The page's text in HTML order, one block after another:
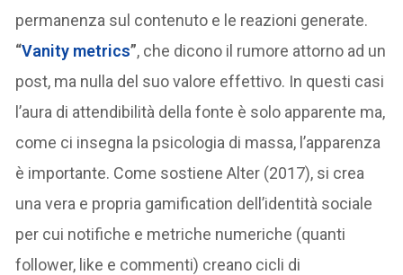
permanenza sul contenuto e le reazioni generate.
“Vanity metrics”, che dicono il rumore attorno ad un
post, ma nulla del suo valore effettivo. In questi casi
l’aura di attendibilità della fonte è solo apparente ma,
come ci insegna la psicologia di massa, l’apparenza
è importante. Come sostiene Alter (2017), si crea
una vera e propria gamification dell’identità sociale
per cui notifiche e metriche numeriche (quanti
follower, like e commenti) creano cicli di